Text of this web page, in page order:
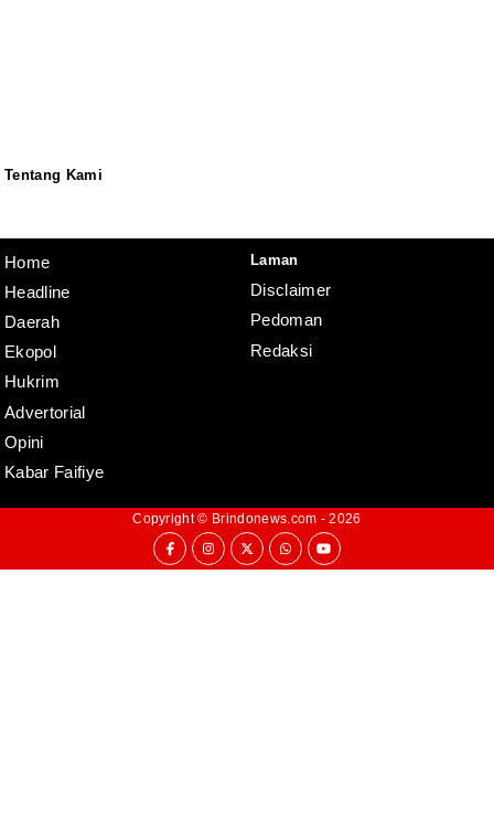
Tentang Kami
Home
Headline
Daerah
Ekopol
Hukrim
Advertorial
Opini
Kabar Faifiye
Laman
Disclaimer
Pedoman
Redaksi
Copyright © Brindonews.com - 2026